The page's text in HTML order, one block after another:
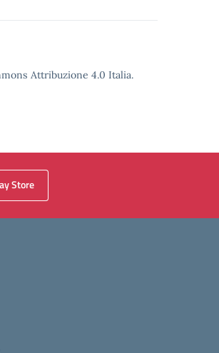
Attribuzione 4.0 Italia.
Store